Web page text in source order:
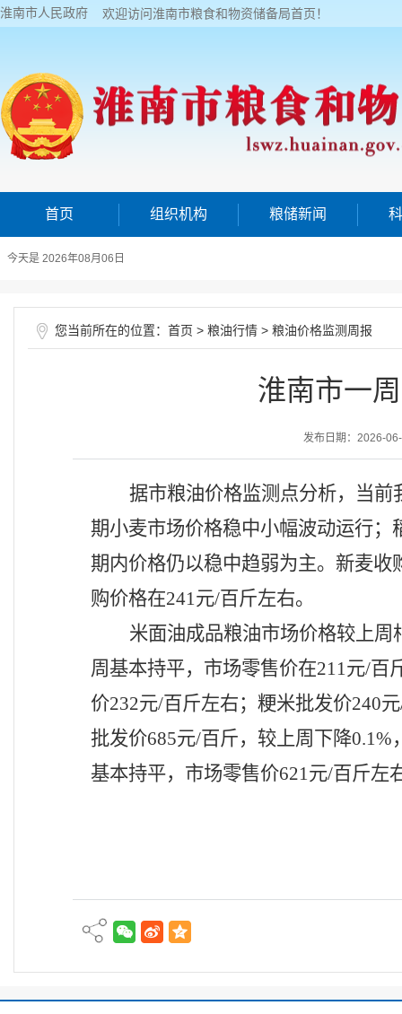
淮南市人民政府 欢迎访问淮南市粮食和物资储备局首页！
首页 组织机构 粮储新闻
今天是 2026年08月06日
您当前所在的位置： 首页 > 粮油行情 > 粮油价格监测周报
淮南市一
发布日期：2026-
据市粮油价格监测点分析，当
期小麦市场价格稳中小幅波动运行
期内价格仍以稳中趋弱为主。新麦收
购价格在241元/百斤左右。
米面油成品粮油市场价格较上
周基本持平，市场零售价在211元/百
价232元/百斤左右；粳米批发价240
批发价685元/百斤，较上周下降
基本持平，市场零售价621元/百斤左